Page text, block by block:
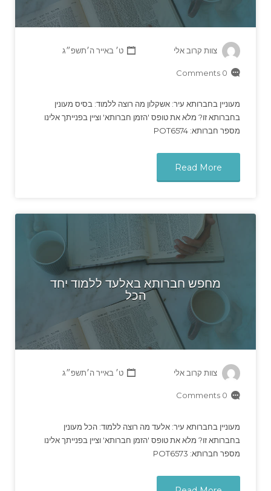
צוות קרוב אלי ט׳ באייר ה׳תשפ״ג
0 Comments
מעוניין בחברותא עיר: אשקלון מה רוצה ללמוד: בסיס מעונין
בחברותא זו? מלא את טופס 'הזמן חברותא' וציין בפנייתך אלינו
מספר חברותא: POT6574
Read More
מחפש חברותא באלעד ללמוד יחד
הכל
צוות קרוב אלי ט׳ באייר ה׳תשפ״ג
0 Comments
מעוניין בחברותא עיר: אלעד מה רוצה ללמוד: הכל מעונין
בחברותא זו? מלא את טופס 'הזמן חברותא' וציין בפנייתך אלינו
מספר חברותא: POT6573